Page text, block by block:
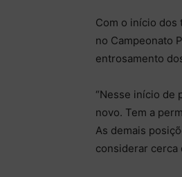
Com o início dos
no Campeonato
entrosamento
“Nesse início de
novo. Tem a
As demais
considerar cerca